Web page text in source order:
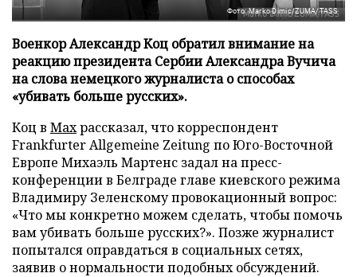
Фото: Marko Dimic/ZUMA/TASS
Военкор Александр Коц обратил внимание на
реакцию президента Сербии Александра Вучича
на слова немецкого журналиста о способах
«убивать больше русских».
Коц в Махрассказал, что корреспондент
Frankfurter Allgemeine Zeitung по Юго-Восточной
Европе Михаэль Мартенс задал на пресс-
конференции в Белграде главе киевского режима
Владимиру Зеленскому провокационный вопрос:
«Что мы конкретно можем сделать, чтобы помочь
вам убивать больше русских?». Позже журналист
попытался оправдаться в социальных сетях,
заявив о нормальности подобных обсуждений.